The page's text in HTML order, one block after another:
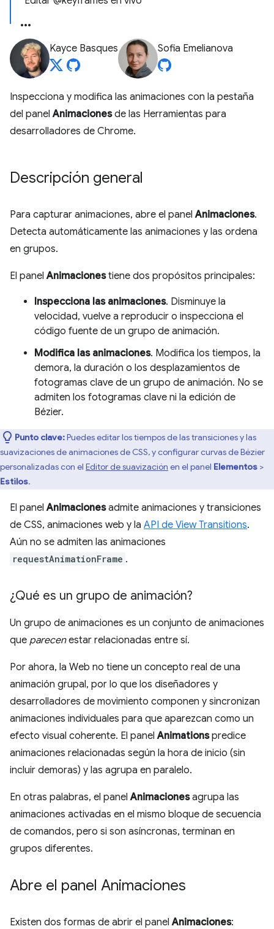
Kayce Basques Sofia Emelianova
Inspecciona y modifica las animaciones con la pestaña
del panelAnimacionesde las Herramientas para
desarrolladores de Chrome.
Descripción general
Para capturar animaciones, abre el panelAnimaciones.
Detecta automáticamente las animaciones y las ordena
en grupos.
El panelAnimacionestiene dos propósitos principales:
Inspecciona las animaciones. Disminuye la
velocidad, vuelve a reproducir o inspecciona el
código fuente de un grupo de animación.
Modifica las animaciones. Modifica los tiempos, la
demora, la duración o los desplazamientos de
fotogramas clave de un grupo de animación. No se
admiten los fotogramas clave ni la edición de
Bézier.
Punto clave:Puedes editar los tiempos de las transiciones y las
suavizaciones de animaciones de CSS, y configurar curvas de Bézier
personalizadas con el Editor de suavización en el panel Elementos >
Estilos.
El panelAnimacionesadmite animaciones y transiciones
de CSS, animaciones web y la API de View Transitions.
Aún no se admiten las animaciones
requestAnimationFrame .
¿Qué es un grupo de animación?
Un grupo de animaciones es un conjunto de animaciones
que parecenestar relacionadas entre sí.
Por ahora, la Web no tiene un concepto real de una
animación grupal, por lo que los diseñadores y
desarrolladores de movimiento componen y sincronizan
animaciones individuales para que aparezcan como un
efecto visual coherente. El panelAnimationspredice
animaciones relacionadas según la hora de inicio (sin
incluir demoras) y las agrupa en paralelo.
En otras palabras, el panelAnimacionesagrupa las
animaciones activadas en el mismo bloque de secuencia
de comandos, pero si son asíncronas, terminan en
grupos diferentes.
Abre el panel Animaciones
Existen dos formas de abrir el panelAnimaciones: